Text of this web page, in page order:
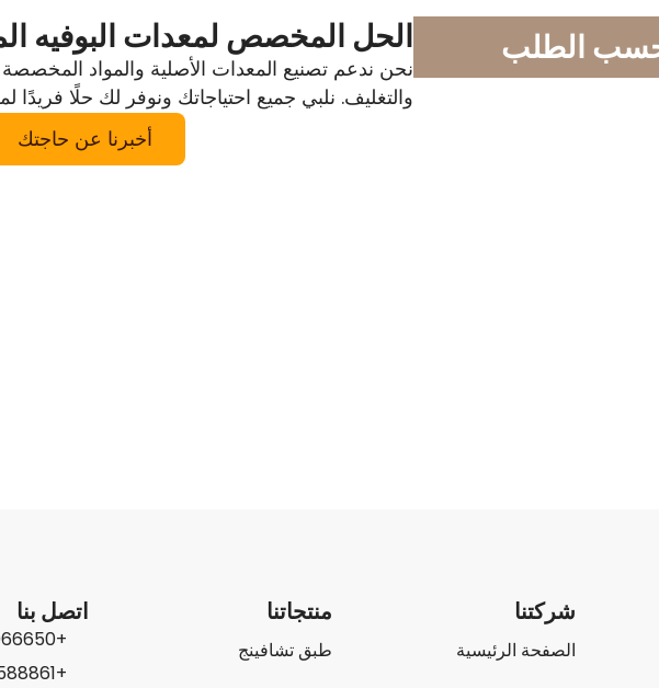
حسب الطلب الحل المخصص لمعدات البوفيه
نحن ندعم تصنيع المعدات الأصلية والمواد المخصصة
والتغليف. نلبي جميع احتياجاتك ونوفر لك حلًا فريدًا
أخبرنا عن حاجتك
شركتنا
الصفحة الرئيسية
منتجاتنا
طبق تشافينج
اتصل بنا
+86-13829066650
+86-15976588861